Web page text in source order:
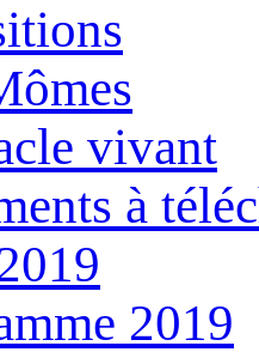
vivant
à
2019